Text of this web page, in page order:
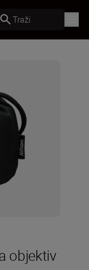
Traži
objektiv